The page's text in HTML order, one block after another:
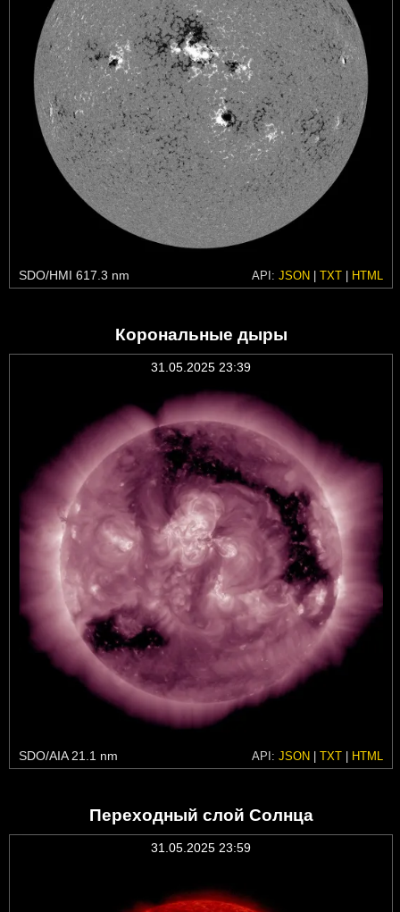
SDO/HMI 617.3 nm API: JSON | TXT | HTML
Корональные дыры
31.05.2025 23:39
SDO/AIA 21.1 nm API: JSON | TXT | HTML
Переходный слой Солнца
31.05.2025 23:59